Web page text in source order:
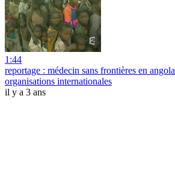
1:44
reportage : médecin sans frontières en angola
organisations internationales
il y a 3 ans